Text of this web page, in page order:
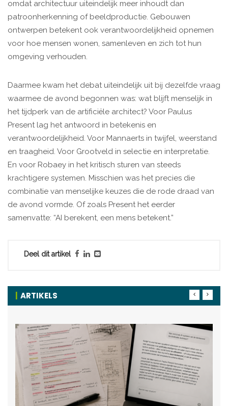
omdat architectuur uiteindelijk meer inhoudt dan
patroonherkenning of beeldproductie. Gebouwen
ontwerpen betekent ook verantwoordelijkheid opnemen
voor hoe mensen wonen, samenleven en zich tot hun
omgeving verhouden.
Daarmee kwam het debat uiteindelijk uit bij dezelfde vraag
waarmee de avond begonnen was: wat blijft menselijk in
het tijdperk van de artificiële architect? Voor Paulus
Present lag het antwoord in betekenis en
verantwoordelijkheid. Voor Mannaerts in twijfel, weerstand
en traagheid. Voor Grootveld in selectie en interpretatie.
En voor Robaey in het kritisch sturen van steeds
krachtigere systemen. Misschien was het precies die
combinatie van menselijke keuzes die de rode draad van
de avond vormde. Of zoals Present het eerder
samenvatte: “AI berekent, een mens betekent.”
Deel dit artikel
ARTIKELS